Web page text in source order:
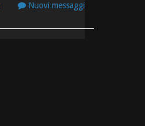
Nuovi messaggi